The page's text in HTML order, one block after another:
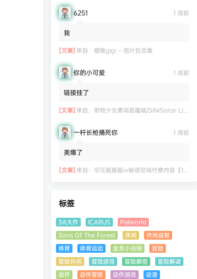
6251 1 周前
我
[文章] 来自： 樱晚gigi – 图片包合集
你的小可爱 1 周前
链接挂了
[文章] 来自： 哥特少女勇闯恶魔城/SiNiSistar Lite Version（Build.7793201+DLC+通关档）
一杆长枪捅死你 1 周前
美爆了
[文章] 来自： 瑶瑶摇摇摇w秘语空间付费内容【11.06】
标签
3A大作 ICARUS
Palworld
Sons Of The Forest
休闲
休闲益智
体育
体育运动 全本小说网
冒险
冒险休闲
冒险游戏 冒险解密
冒险解谜
动作
动作冒险 动作游戏
动漫